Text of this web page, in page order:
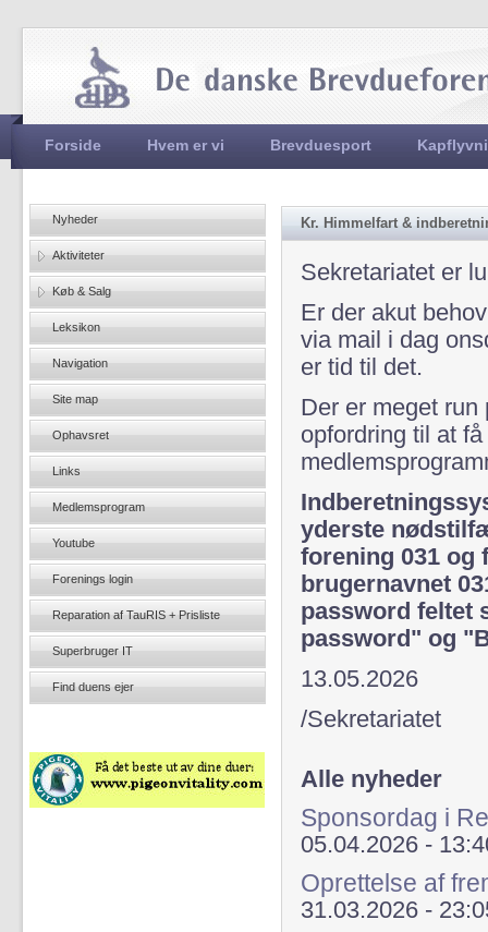
Hovedmenu
Forside Hvem er vi Brevduesport
Kr. Himmelfart &
Sekretariatet er
Er der akut
via mail i dag
er tid til det.
Der er meget
opfordring til at
yderste
forening 031 og
brugernavnet
password feltet
password" og
13.05.2026
/Sekretariatet
Alle nyheder
Sponsordag i
05.04.2026 -
Oprettelse af
31.03.2026 -
Nyheder
Aktiviteter
Køb & Salg
Leksikon
Navigation
Site map
Ophavsret
Links
Medlemsprogram
Youtube
Forenings login
Reparation af TauRIS + Prisliste
Superbruger IT
Find duens ejer